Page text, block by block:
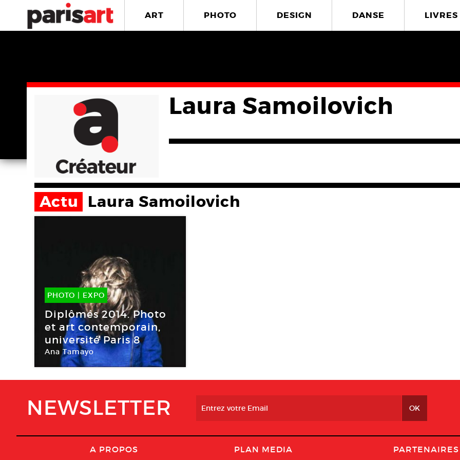
ART PHOTO DESIGN DANSE LIVRES
Laura Samoilovich
Actu Laura Samoilovich
PHOTO EXPO
26 Mar -29 Mar 2015
Diplômés 2014. Photo
et art contemporain,
université Paris 8
Ana Tamayo
Mains d’Œuvres
NEWSLETTER
A PROPOS PLAN MEDIA PARTENAIRES